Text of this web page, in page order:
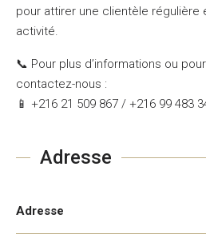
pour attirer une clientèle régulière
activité.
📞 Pour plus d’informations ou
contactez-nous :
📱 +216 21 509 867 / +216 99 483
Adresse
Adresse